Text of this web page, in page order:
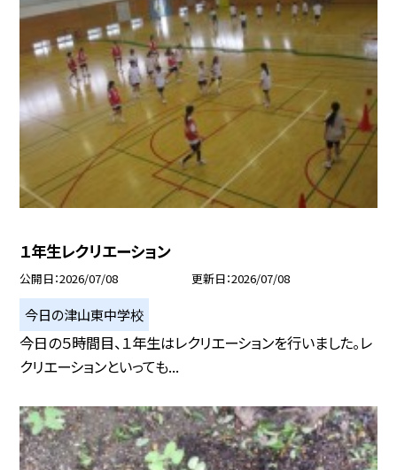
１年生レクリエーション
公開日 2026/07/08 更新日 2026/07/08
今日の津山東中学校
今日の５時間目、１年生はレクリエーションを行いました。レ
クリエーションといっても...